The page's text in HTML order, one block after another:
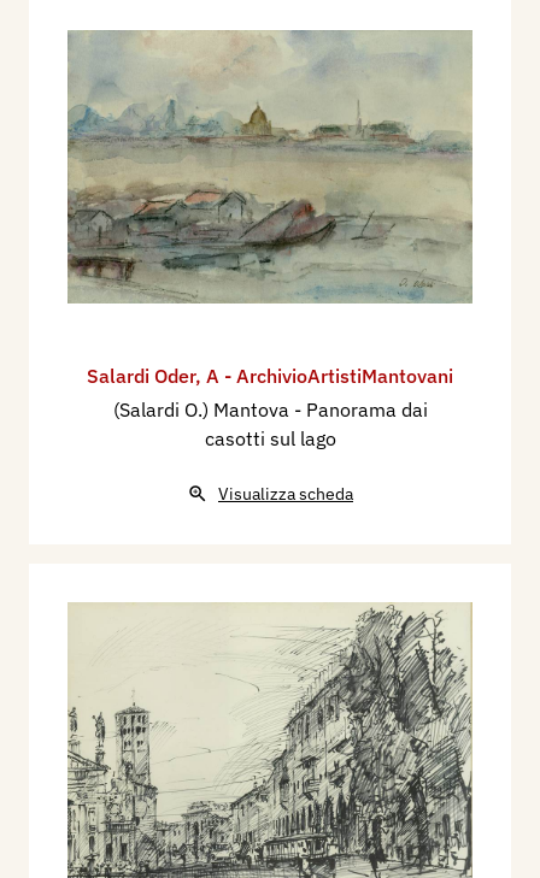
Salardi Oder, A - ArchivioArtistiMantovani
(Salardi O.) Mantova - Panorama dai
casotti sul lago
Visualizza scheda